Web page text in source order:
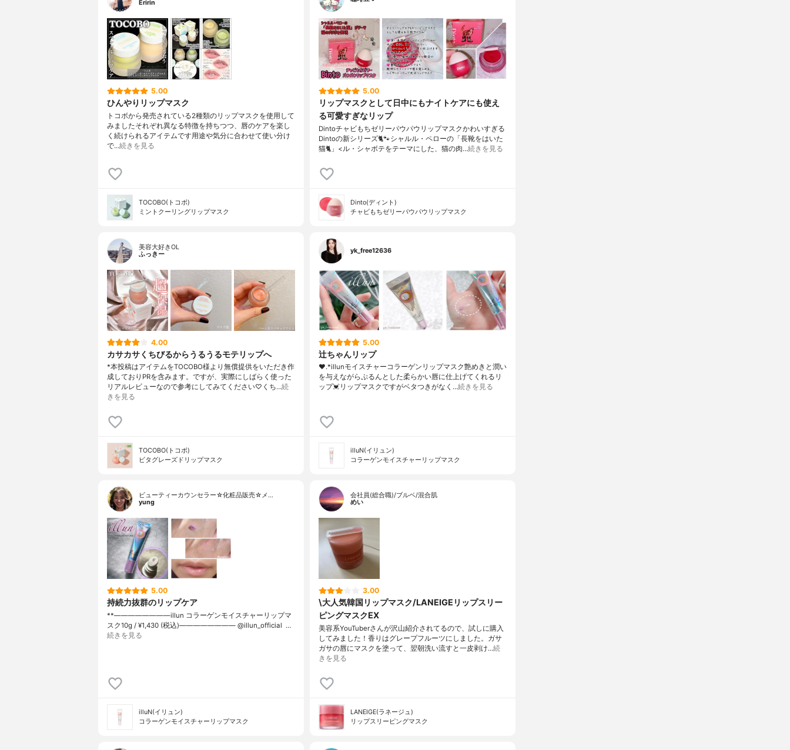
Eririn
5.00
ひんやりリップマスク
トコボから発売されている2種類のリップマスクを使用して
みましたそれぞれ異なる特徴を持ちつつ、唇のケアを楽し
く続けられるアイテムです用途や気分に合わせて使い分け
で…続きを見る
TOCOBO(トコボ)
ミントクーリングリップマスク
5.00
リップマスクとして日中にもナイトケアにも使え
る可愛すぎなリップ
Dintoチャビもちゼリーパウパウリップマスクかわいすぎる
Dintoの新シリーズ🐈️🐾シャルル・ペローの「長靴をはいた
猫🐈」<ル・シャボテをテーマにした、猫の肉…続きを見る
Dinto(ディント)
チャビもちゼリーパウパウリップマスク
美容大好きOL
ふっきー
4.00
カサカサくちびるからうるうるモテリップへ
*本投稿はアイテムをTOCOBO様より無償提供をいただき作
成しておりPRを含みます。ですが、実際にしばらく使った
リアルレビューなので参考にしてみてください♡くち…続
きを見る
TOCOBO(トコボ)
ビタグレーズドリップマスク
yk_free12636
5.00
辻ちゃんリップ
❤︎.*⁡illunモイスチャーコラーゲンリップマスク⁡艶めきと潤い
を与えながらぷるんとした柔らかい唇に仕上げてくれるリ
ップ💓⁡リップマスクですがベタつきがなく…続きを見る
illuN(イリュン)
コラーゲンモイスチャーリップマスク
ビューティーカウンセラー☆化粧品販売☆メ…
yung
5.00
持続力抜群のリップケア
**————————⁡illun コラーゲンモイスチャーリップマ
スク⁡10g / ¥1,430 (税込)⁡———————— @illun_official ⁡ …
続きを見る
illuN(イリュン)
コラーゲンモイスチャーリップマスク
会社員(総合職)/ブルベ/混合肌
めい
3.00
\大人気韓国リップマスク/LANEIGEリップスリー
ピングマスクEX
美容系YouTuberさんが沢山紹介されてるので、試しに購入
してみました！香りはグレープフルーツにしました。ガサ
ガサの唇にマスクを塗って、翌朝洗い流すと一皮剥け…続
きを見る
LANEIGE(ラネージュ)
リップスリーピングマスク